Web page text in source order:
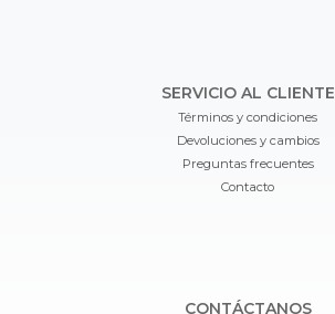
SERVICIO AL CLIENTE
Términos y condiciones
Devoluciones y cambios
Preguntas frecuentes
Contacto
CONTÁCTANOS